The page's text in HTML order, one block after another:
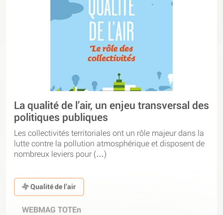
La qualité de l’air, un enjeu transversal des
politiques publiques
Les collectivités territoriales ont un rôle majeur dans la
lutte contre la pollution atmosphérique et disposent de
nombreux leviers pour (…)
Qualité de l’air
WEBMAG TOTEn